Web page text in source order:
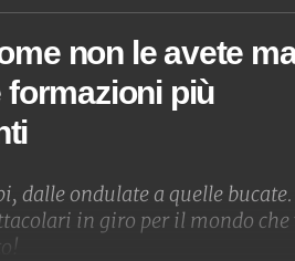
non le avete
più
dalle ondulate a quelle bucate.
in giro per il mondo che